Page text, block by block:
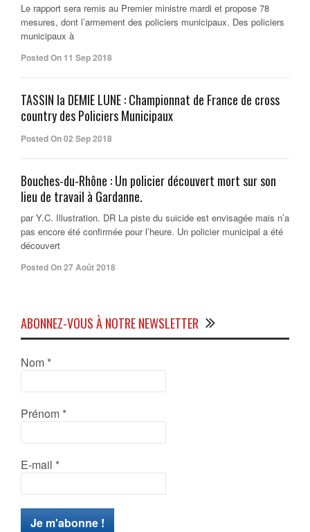
Le rapport sera remis au Premier ministre mardi et propose 78
mesures, dont l’armement des policiers municipaux. Des policiers
municipaux à
Posted On 11 Sep 2018
TASSIN la DEMIE LUNE : Championnat de France de cross
country des Policiers Municipaux
Posted On 02 Sep 2018
Bouches-du-Rhône : Un policier découvert mort sur son
lieu de travail à Gardanne.
par Y.C. Illustration. DR La piste du suicide est envisagée mais n’a
pas encore été confirmée pour l’heure. Un policier municipal a été
découvert
Posted On 27 Août 2018
ABONNEZ-VOUS À NOTRE NEWSLETTER
Nom *
Prénom *
E-mail *